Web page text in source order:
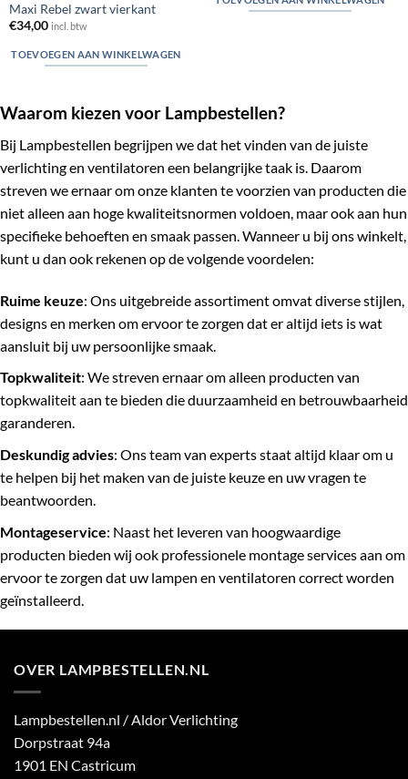
Maxi Rebel zwart vierkant
€34,00 incl. btw
TOEVOEGEN AAN WINKELWAGEN
Waarom kiezen voor Lampbestellen?
Bij Lampbestellen begrijpen we dat het vinden van de juiste
verlichting en ventilatoren een belangrijke taak is. Daarom
streven we ernaar om onze klanten te voorzien van producten die
niet alleen aan hoge kwaliteitsnormen voldoen, maar ook aan hun
specifieke behoeften en smaak passen. Wanneer u bij ons winkelt,
kunt u dan ook rekenen op de volgende voordelen:
Ruime keuze: Ons uitgebreide assortiment omvat diverse stijlen,
designs en merken om ervoor te zorgen dat er altijd iets is wat
aansluit bij uw persoonlijke smaak.
Topkwaliteit: We streven ernaar om alleen producten van
topkwaliteit aan te bieden die duurzaamheid en betrouwbaarheid
garanderen.
Deskundig advies: Ons team van experts staat altijd klaar om u
te helpen bij het maken van de juiste keuze en uw vragen te
beantwoorden.
Montageservice: Naast het leveren van hoogwaardige
producten bieden wij ook professionele montage services aan om
ervoor te zorgen dat uw lampen en ventilatoren correct worden
geïnstalleerd.
OVER LAMPBESTELLEN.NL
Lampbestellen.nl / Aldor Verlichting
Dorpstraat 94a
1901 EN Castricum